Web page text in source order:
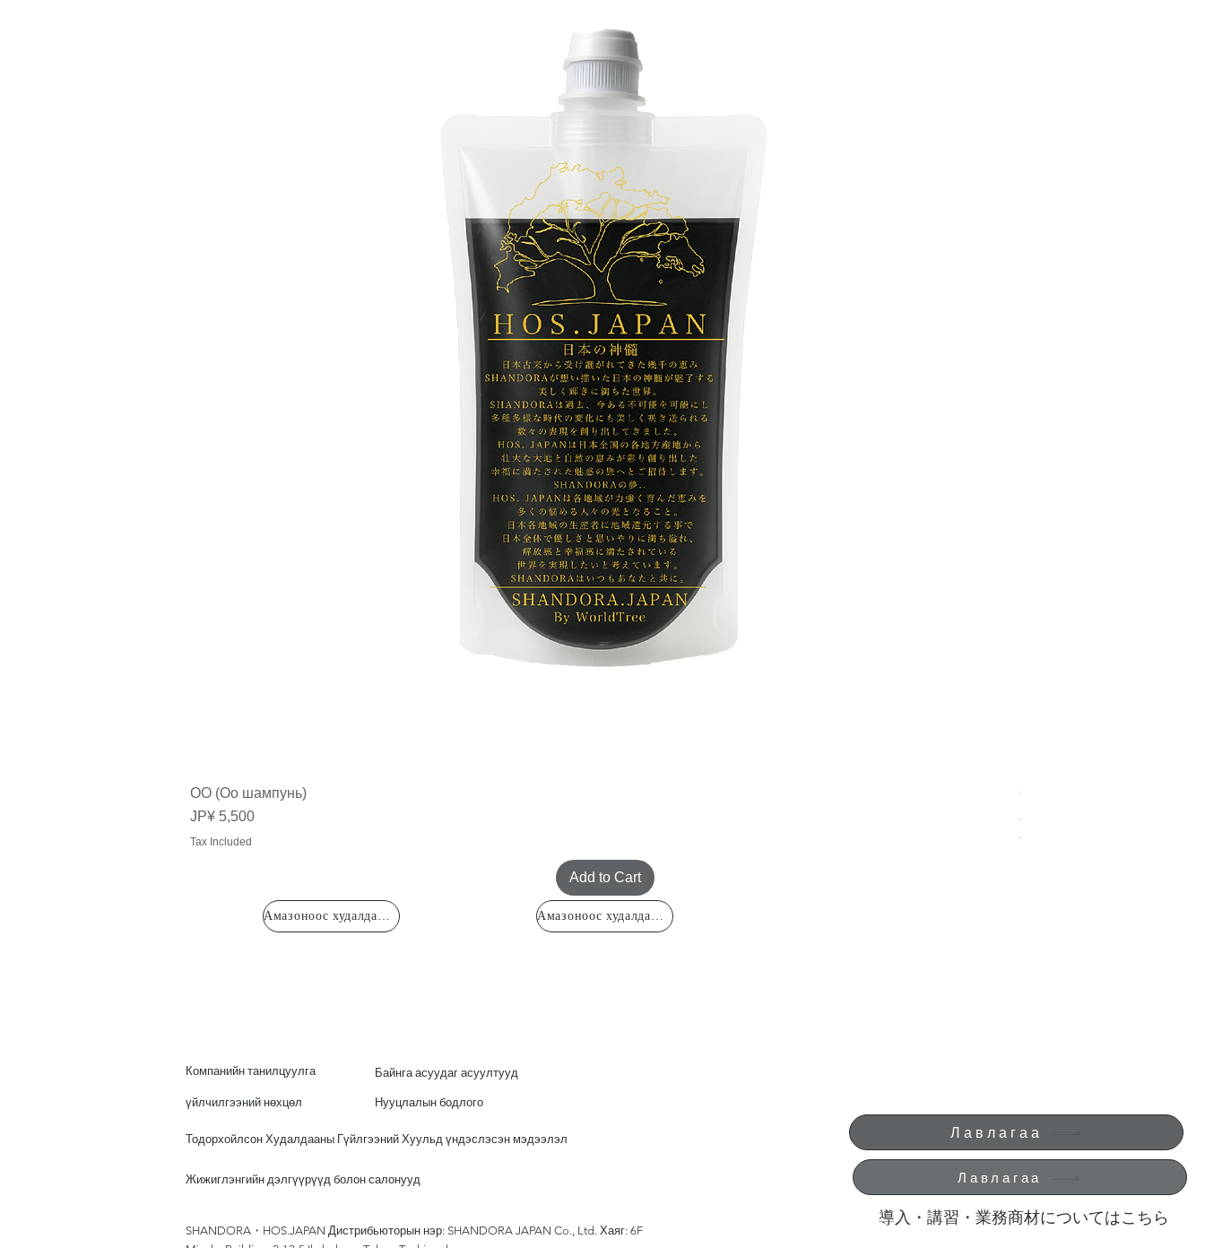
OO (Oo шампунь)
Price
JP¥ 5,500
Tax Included
Add to Cart
ОО эмчилгээ
Price
JP¥ 5,500
Tax Included
Амазоноос худалдаж авсан Амазоноос худалдаж авсан
​導入・講習・業務商材についてはこちら
Лавлагаа
Лавлагаа
Компанийн танилцуулга
үйлчилгээний нөхцөл
Байнга асуудаг асуултууд
Нууцлалын бодлого
Тодорхойлсон Худалдааны Гүйлгээний Хуульд үндэслэсэн мэдээлэл
Жижиглэнгийн дэлгүүрүүд болон салонууд
SHANDORA・HOS.JAPAN Дистрибьюторын нэр: SHANDORA JAPAN Co., Ltd. Хаяг: 6F